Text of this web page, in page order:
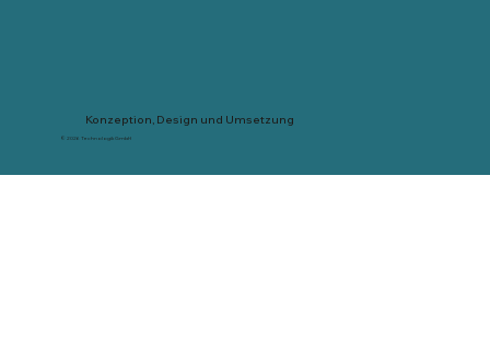
Konzeption, Design und Umsetzung
© 2026 Technologik GmbH